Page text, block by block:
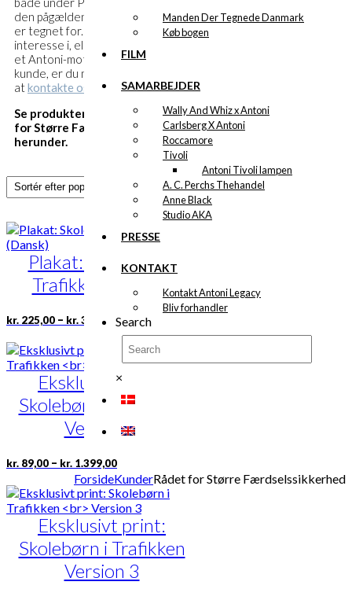
Manden Der Tegnede Danmark
Køb bogen
FILM
SAMARBEJDER
Wally And Whiz x Antoni
Carlsberg X Antoni
Roccamore
Tivoli
Antoni Tivoli lampen
A. C. Perchs Thehandel
Anne Black
Studio AKA
PRESSE
KONTAKT
Kontakt Antoni Legacy
Bliv forhandler
Search
×
ForsideKunderRådet for Større Færdselssikkerhed
den pågældende klient som motivet
er tegnet for. Har du en speciel
interesse i, eller yderligere viden om
et Antoni-motiv eller en Antoni-
kunde, er du mere end velkommen til
atkontakte os
Se produkterne tilknyttet Rådet
for Større Færdselssikkerhed
herunder.
Plakat: Skolebørn i
Trafikken (Dansk)
kr. 225,00 – kr.325,00 Prisinterval:
kr. 225,00
kr. 325,00
Dette
vare
har
flere
varianter.
Mulighederne
kan
vælges
på
Eksklusivt print:
Skolebørn i Trafikken
Version 2
kr. 89,00 – kr. 1.399,00Prisinterval:
kr. 89,00
til
kr. 1.399,00
Dette
vare
har
flere
varianter.
Mulighederne
kan
vælges
på
Eksklusivt print:
Skolebørn i Trafikken
Version 3